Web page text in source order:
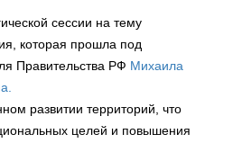
сессии на тему
которая прошла под
Правительства РФ Михаила
развитии территорий, что
целей и повышения